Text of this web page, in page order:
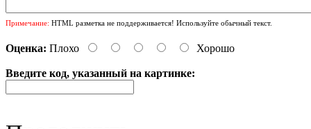
Примечание: HTML разметка не поддерживается! Используйте обычный текст.
Оценка: Плохо Хорошо
Введите код, указанный на картинке: